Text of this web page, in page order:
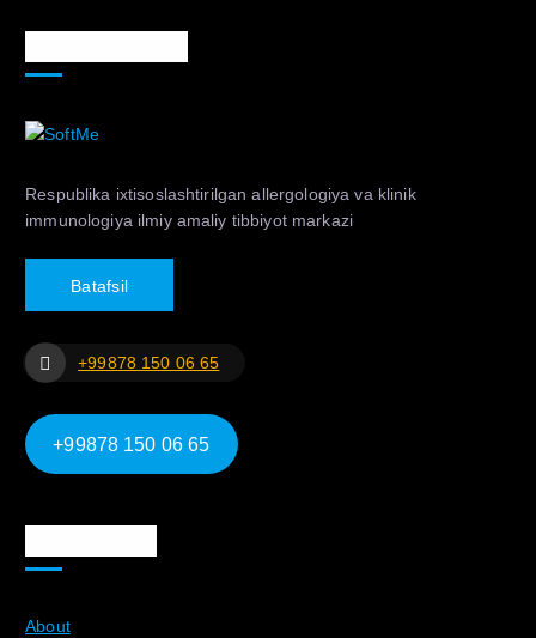
Respublika ixtisoslashtirilgan allergologiya va klinik
immunologiya ilmiy amaliy tibbiyot markazi
Batafsil
+99878 150 06 65
+99878 150 06 65
About